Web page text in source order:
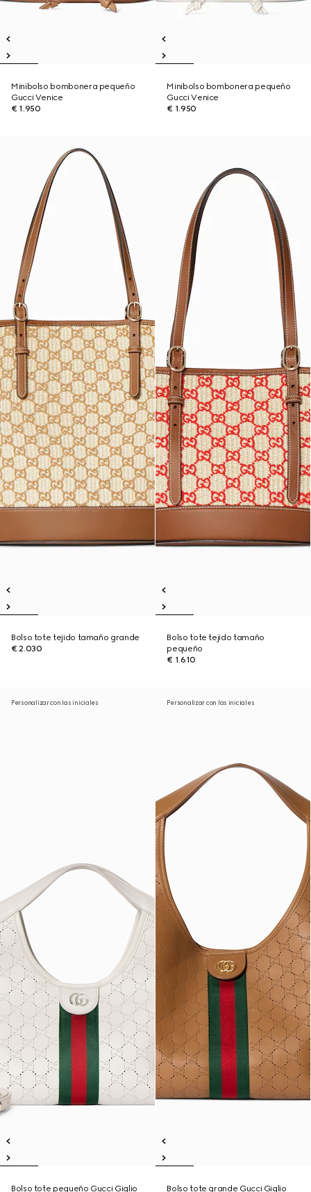
Minibolso bombonera pequeño
Gucci Venice
€ 1.950
Minibolso bombonera pequeño
Gucci Venice
€ 1.950
Bolso tote tejido tamaño grande
€ 2.030
Bolso tote tejido tamaño
pequeño
€ 1.610
Personalizar con las iniciales
Bolso tote pequeño Gucci Giglio
Personalizar con las iniciales
Bolso tote grande Gucci Giglio